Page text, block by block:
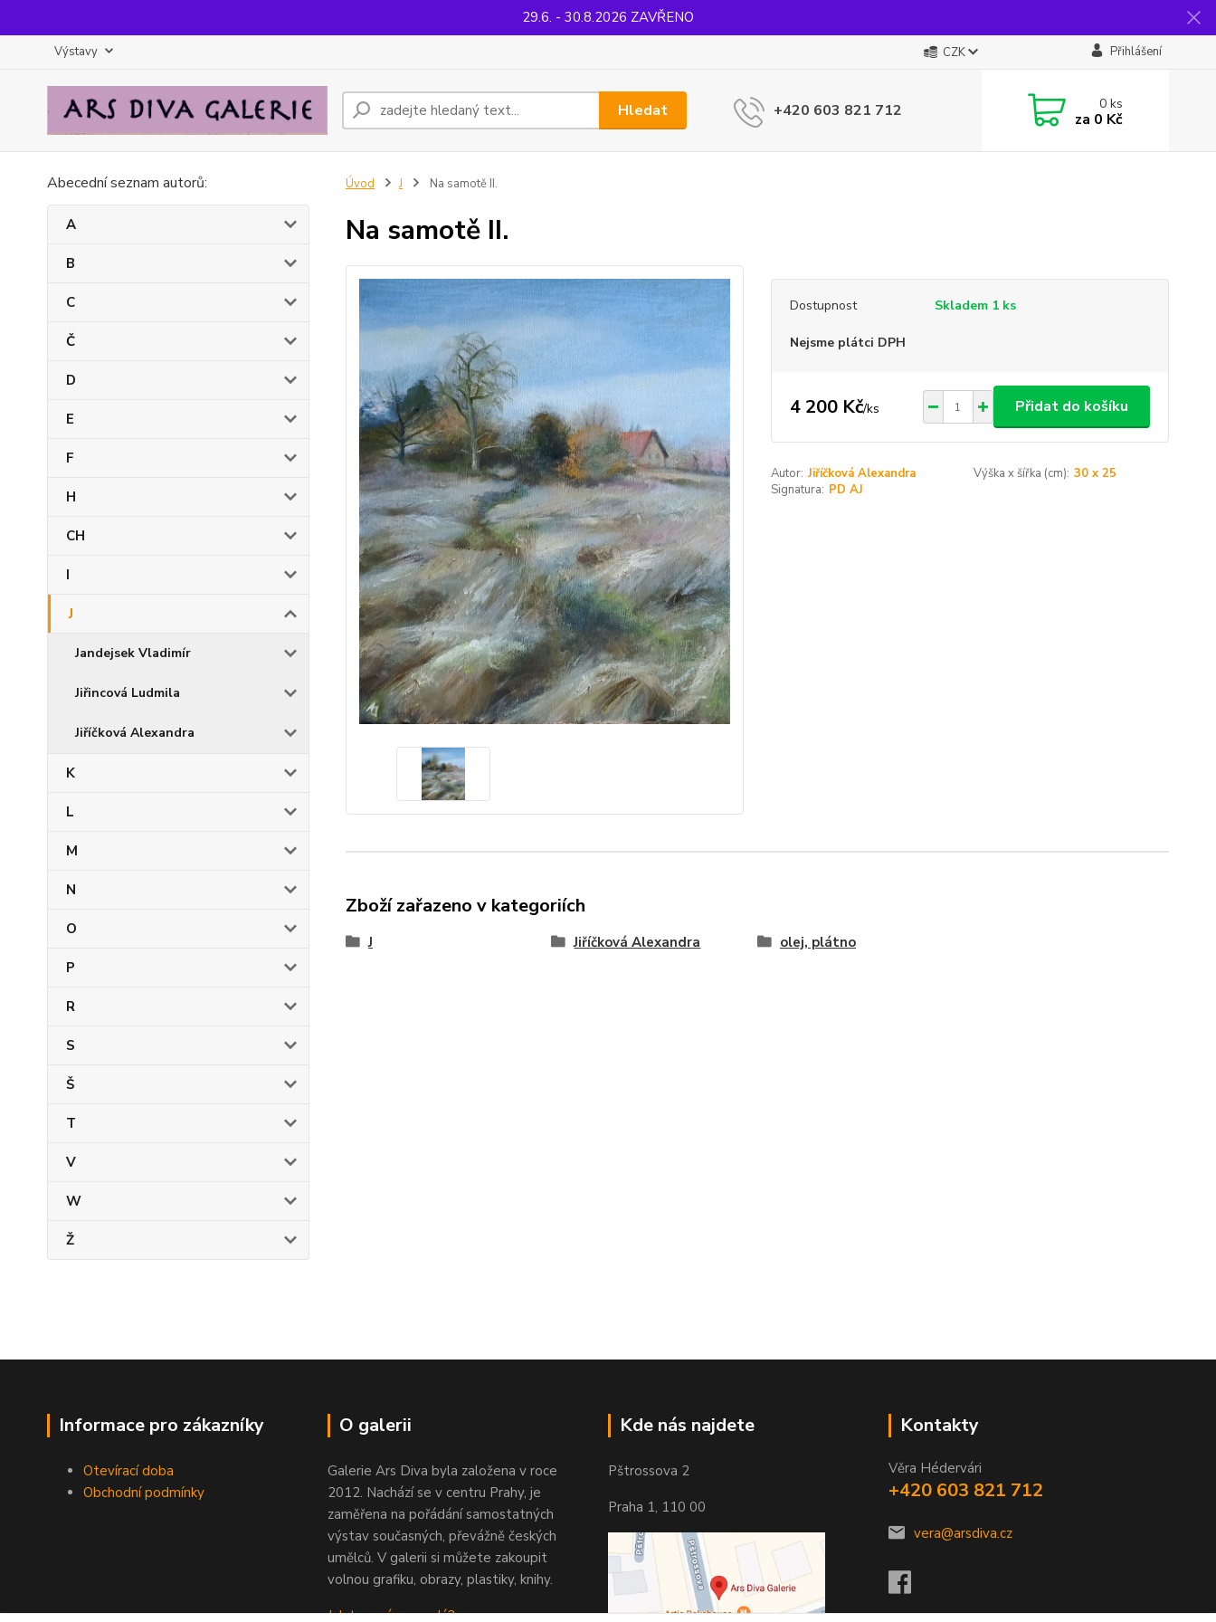
29.6. - 30.8.2026 ZAVŘENO
Výstavy CZK Přihlášení
Hledat +420 603 821 712 0ks
za 0 Kč
Abecední seznam autorů:
A
B
C
Č
D
E
F
H
CH
I
J
Jandejsek Vladimír
Jiřincová Ludmila
Jiříčková Alexandra
K
L
M
N
O
P
R
S
Š
T
V
W
Ž
Úvod J Na samotě II.
Na samotě II.
Dostupnost Skladem 1 ks
Nejsme plátci DPH
4 200 Kč/ks Přidat do košíku
Autor: Jiříčková Alexandra Výška x šířka (cm): 30 x 25
Signatura: PD AJ
Zboží zařazeno v kategoriích
J Jiříčková Alexandra olej, plátno
Informace pro zákazníky
Otevírací doba
Obchodní podmínky
O galerii
Galerie Ars Diva byla založena v roce
2012. Nachází se v centru Prahy, je
zaměřena na pořádání samostatných
výstav současných, převážně českých
umělců. V galerii si můžete zakoupit
volnou grafiku, obrazy, plastiky, knihy.
Jak to u nás vypadá?
Kde nás najdete
Pštrossova 2
Praha 1, 110 00
Kontakty
Věra Hédervári
+420 603 821 712
vera@arsdiva.cz